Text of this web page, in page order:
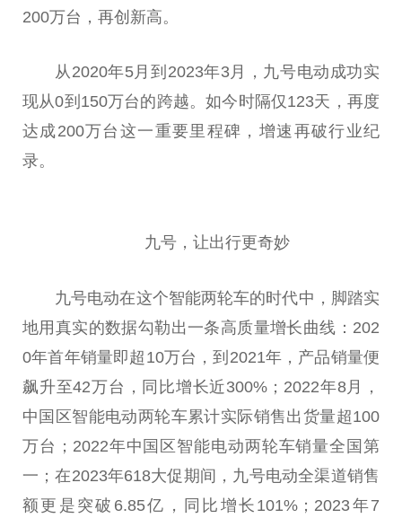
200万台，再创新高。
从2020年5月到2023年3月，九号电动成功实
现从0到150万台的跨越。如今时隔仅123天，再度
达成200万台这一重要里程碑，增速再破行业纪
录。
九号，让出行更奇妙
九号电动在这个智能两轮车的时代中，脚踏实
地用真实的数据勾勒出一条高质量增长曲线：202
0年首年销量即超10万台，到2021年，产品销量便
飙升至42万台，同比增长近300%；2022年8月，
中国区智能电动两轮车累计实际销售出货量超100
万台；2022年中国区智能电动两轮车销量全国第
一；在2023年618大促期间，九号电动全渠道销售
额更是突破6.85亿，同比增长101%；2023年7